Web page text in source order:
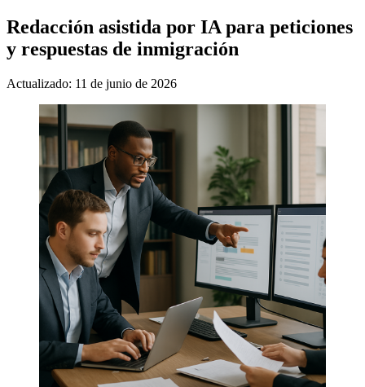
Redacción asistida por IA para peticiones
y respuestas de inmigración
Actualizado: 11 de junio de 2026